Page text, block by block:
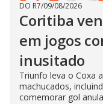
DO R7/09/08/2026
Coritiba
em jogos
inusitado
Triunfo leva o Coxa
machucados,
comemorar gol